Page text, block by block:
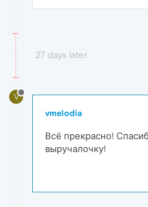
27 days later
V
vmelodia
Всё прекрасно!
выручалочку!